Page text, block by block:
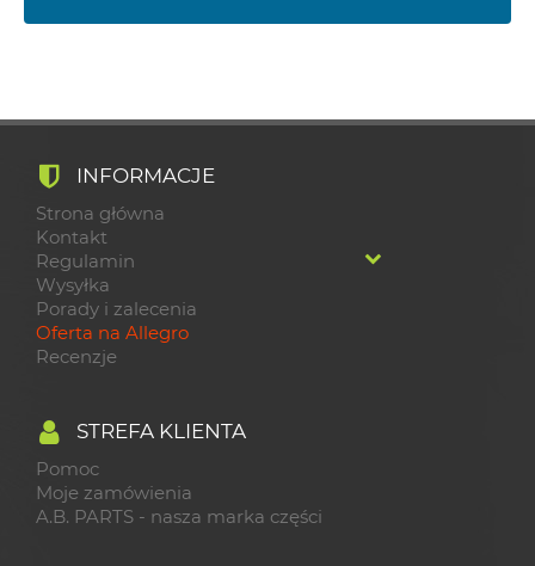
INFORMACJE
Strona główna
Kontakt
Regulamin
Wysyłka
Porady i zalecenia
Oferta na Allegro
Recenzje
STREFA KLIENTA
Pomoc
Moje zamówienia
A.B. PARTS - nasza marka części